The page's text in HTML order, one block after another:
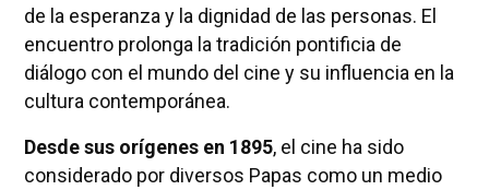
de la esperanza y la dignidad de las personas. El
encuentro prolonga la tradición pontificia de
diálogo con el mundo del cine y su influencia en la
cultura contemporánea.
Desde sus orígenes en 1895, el cine ha sido
considerado por diversos Papas como un medio